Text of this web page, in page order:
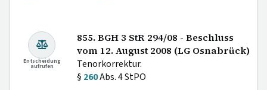
Entscheidung
aufrufen
855. BGH 3 StR 294/08 - Beschluss
vom 12. August 2008 (LG Osnabrück)
Tenorkorrektur.
§ 260Abs. 4 StPO